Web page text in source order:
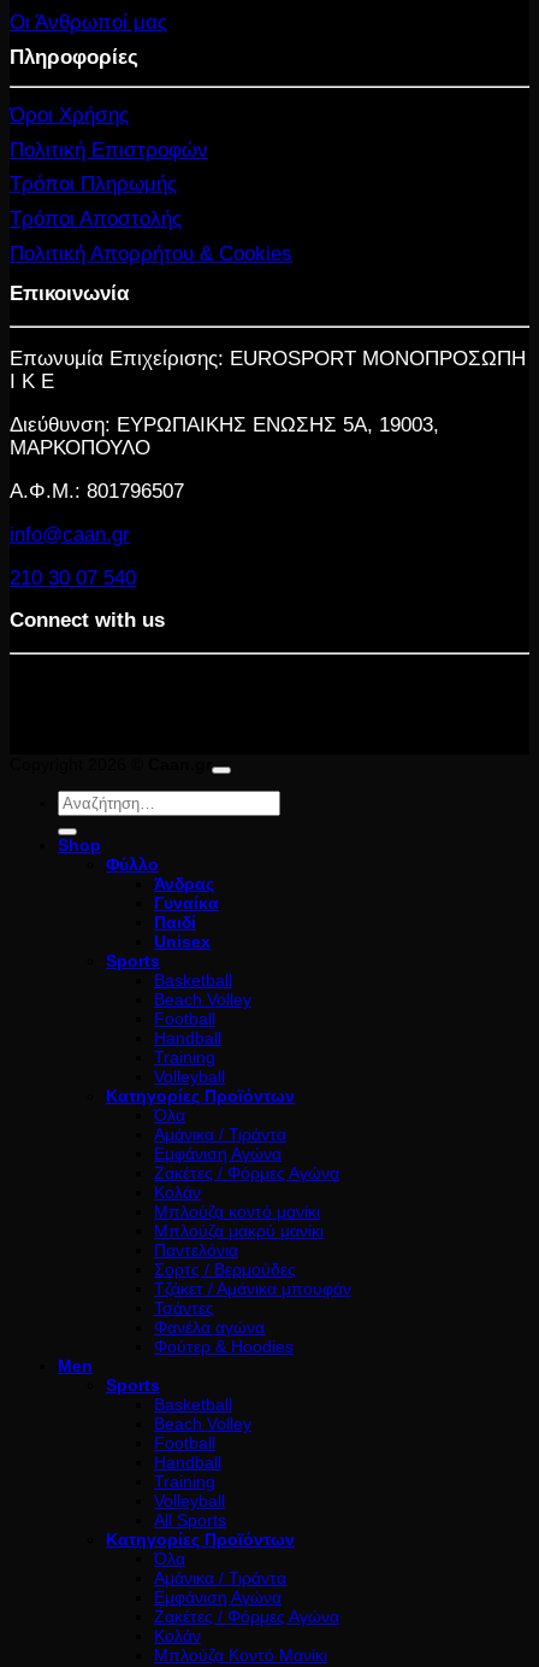
Οι Άνθρωποί μας
Πληροφορίες
Όροι Χρήσης
Πολιτική Επιστροφών
Τρόποι Πληρωμής
Τρόποι Αποστολής
Πολιτική Απορρήτου & Cookies
Επικοινωνία
Επωνυμία Επιχείρισης: EUROSPORT ΜΟΝΟΠΡΟΣΩΠΗ
Ι Κ Ε
Διεύθυνση: ΕΥΡΩΠΑΙΚΗΣ ΕΝΩΣΗΣ 5Α, 19003,
ΜΑΡΚΟΠΟΥΛΟ
Α.Φ.Μ.: 801796507
info@caan.gr
210 30 07 540
Connect with us
Αναζήτηση
για:
Shop
Φύλλο
Άνδρας
Γυναίκα
Παιδί
Unisex
Sports
Basketball
Beach Volley
Football
Handball
Training
Volleyball
Κατηγορίες Προϊόντων
Όλα
Αμάνικα / Τιράντα
Εμφάνιση Αγώνα
Ζακέτες / Φόρμες Αγώνα
Κολάν
Μπλούζα κοντό μανίκι
Μπλούζα μακρύ μανίκι
Παντελόνια
Σορτς / Βερμούδες
Τζάκετ / Αμάνικα μπουφάν
Τσάντες
Φανέλα αγώνα
Φούτερ & Hoodies
Men
Sports
Basketball
Beach Volley
Football
Handball
Training
Volleyball
All Sports
Κατηγορίες Προϊόντων
Όλα
Αμάνικα / Τιράντα
Εμφάνιση Αγώνα
Ζακέτες / Φόρμες Αγώνα
Κολάν
Μπλούζα Κοντό Μανίκι